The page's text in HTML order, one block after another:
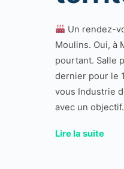
Un rendez-
Moulins. Oui, à
pourtant. Salle
dernier pour le
vous Industrie
avec un
Lire la suite